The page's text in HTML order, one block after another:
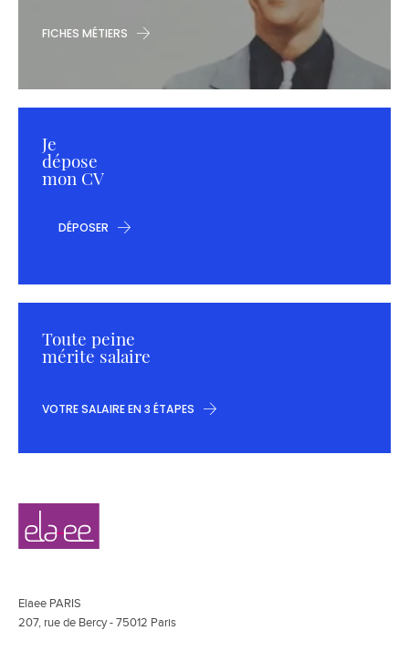
FICHES MÉTIERS
Je
dépose
mon CV
DÉPOSER
Toute peine
mérite salaire
VOTRE SALAIRE EN 3 ÉTAPES
Navigation
secondaire
Elaee
Elaee PARIS
207, rue de Bercy - 75012 Paris